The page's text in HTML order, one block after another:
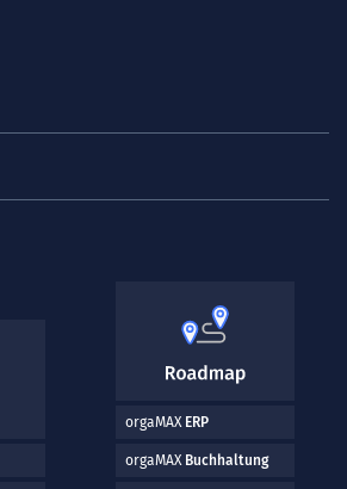
orgaMAX ERP
orgaMAX Buchhaltung